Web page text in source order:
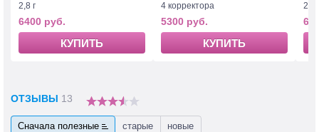
2,8 г
6400 руб.
КУПИТЬ
4 корректора
5300 руб.
КУПИТЬ
2,8
ОТЗЫВЫ 13
Сначала полезные старые новые